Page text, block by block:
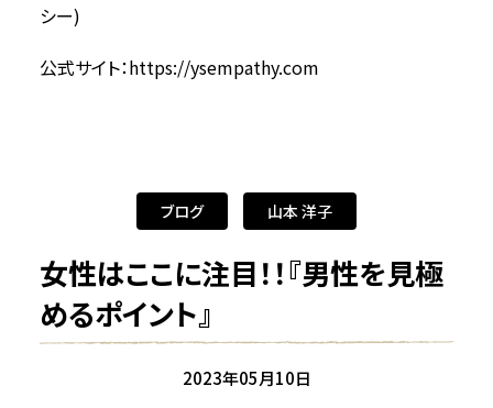
シー)
公式サイト：https://ysempathy.com
ブログ 山本 洋子
女性はここに注目！！『男性を見極
めるポイント』
2023年05月10日